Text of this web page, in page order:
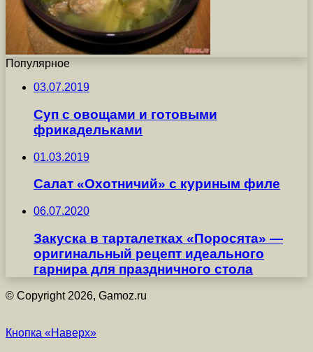
Популярное
03.07.2019
Суп с овощами и готовыми
фрикадельками
01.03.2019
Салат «Охотничий» с куриным филе
06.07.2020
Закуска в тарталетках «Поросята» —
оригинальный рецепт идеального
гарнира для праздничного стола
© Copyright 2026, Gamoz.ru
Кнопка «Наверх»